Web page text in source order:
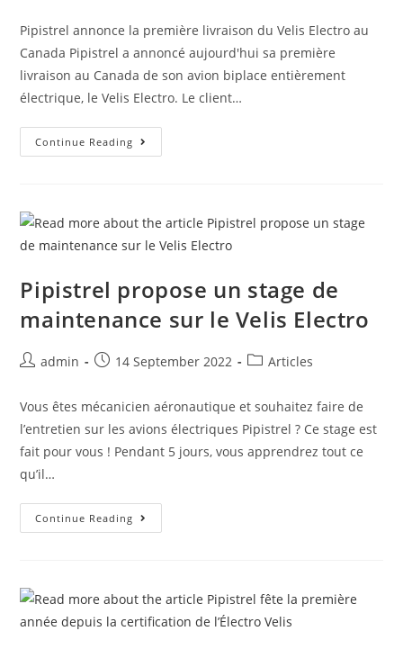
Pipistrel annonce la première livraison du Velis Electro au
Canada Pipistrel a annoncé aujourd'hui sa première
livraison au Canada de son avion biplace entièrement
électrique, le Velis Electro. Le client…
Continue Reading
Pipistrel propose un stage de
maintenance sur le Velis Electro
admin 14 September 2022 Articles
Vous êtes mécanicien aéronautique et souhaitez faire de
l’entretien sur les avions électriques Pipistrel ? Ce stage est
fait pour vous ! Pendant 5 jours, vous apprendrez tout ce
qu’il…
Continue Reading